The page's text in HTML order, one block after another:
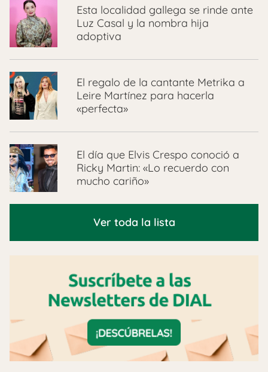
Esta localidad gallega se rinde ante
Luz Casal y la nombra hija
adoptiva
El regalo de la cantante Metrika a
Leire Martínez para hacerla
«perfecta»
El día que Elvis Crespo conoció a
Ricky Martin: «Lo recuerdo con
mucho cariño»
Ver toda la lista